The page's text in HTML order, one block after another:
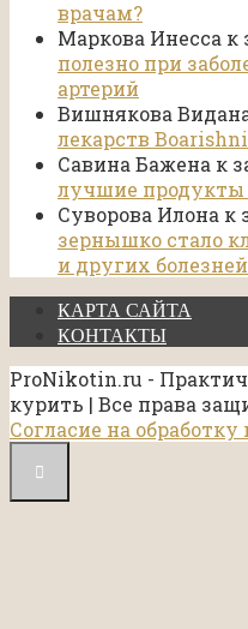
врачам?
Маркова Инесса к
полезно при
артерий
Вишнякова
лекарств
Савина Бажена к
лучшие продукты
Суворова Илона к
зернышко стало
и других болезней
КАРТА САЙТА
КОНТАКТЫ
ProNikotin.ru -
курить | Все права
Согласие на